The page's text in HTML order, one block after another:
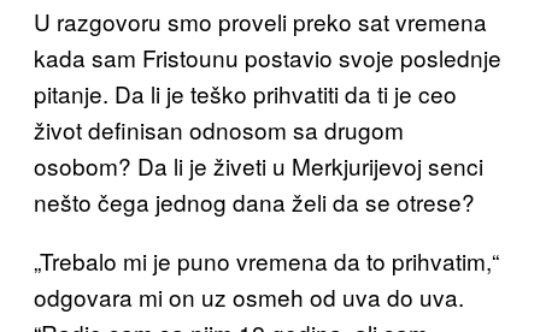
U razgovoru smo proveli preko sat vremena
kada sam Fristounu postavio svoje poslednje
pitanje. Da li je teško prihvatiti da ti je ceo
život definisan odnosom sa drugom
osobom? Da li je živeti u Merkjurijevoj senci
nešto čega jednog dana želi da se otrese?
„Trebalo mi je puno vremena da to prihvatim,“
odgovara mi on uz osmeh od uva do uva.